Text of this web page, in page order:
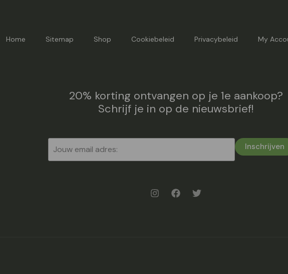
Home Sitemap Shop Cookiebeleid Privacybeleid My
20% korting ontvangen op je 1e aankoop?
Schrijf je in op de nieuwsbrief!
Inschrijven